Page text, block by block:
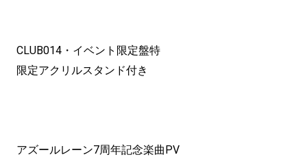
CLUB014・イベント限定盤特
限定アクリルスタンド付き
アズールレーン7周年記念楽曲PV